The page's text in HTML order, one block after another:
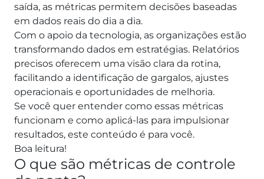
saída, as métricas permitem decisões baseadas
em dados reais do dia a dia.
Com o apoio da tecnologia, as organizações estão
transformando dados em estratégias. Relatórios
precisos oferecem uma visão clara da rotina,
facilitando a identificação de gargalos, ajustes
operacionais e oportunidades de melhoria.
Se você quer entender como essas métricas
funcionam e como aplicá-las para impulsionar
resultados, este conteúdo é para você.
Boa leitura!
O que são métricas de controle